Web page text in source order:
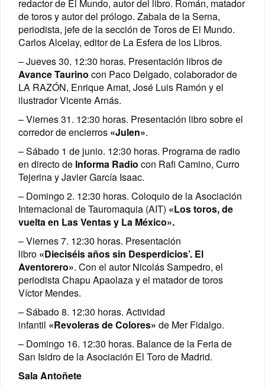
redactor de El Mundo, autor del libro. Román, matador
de toros y autor del prólogo. Zabala de la Serna,
periodista, jefe de la sección de Toros de El Mundo.
Carlos Alcelay, editor de La Esfera de los Libros.
– Jueves 30. 12:30 horas. Presentación libros de
Avance Taurino con Paco Delgado, colaborador de
LA RAZÓN, Enrique Amat, José Luis Ramón y el
ilustrador Vicente Arnás.
– Viernes 31. 12:30 horas. Presentación libro sobre el
corredor de encierros «Julen».
– Sábado 1 de junio. 12:30 horas. Programa de radio
en directo de Informa Radio con Rafi Camino, Curro
Tejerina y Javier García Isaac.
– Domingo 2. 12:30 horas. Coloquio de la Asociación
Internacional de Tauromaquia (AIT) «Los toros, de
vuelta en Las Ventas y La México».
– Viernes 7. 12:30 horas. Presentación
libro «Dieciséis años sin Desperdicios’. El
Aventorero». Con el autor Nicolás Sampedro, el
periodista Chapu Apaolaza y el matador de toros
Víctor Mendes.
– Sábado 8. 12:30 horas. Actividad
infantil «Revoleras de Colores» de Mer Fidalgo.
– Domingo 16. 12:30 horas. Balance de la Feria de
San Isidro de la Asociación El Toro de Madrid.
Sala Antoñete